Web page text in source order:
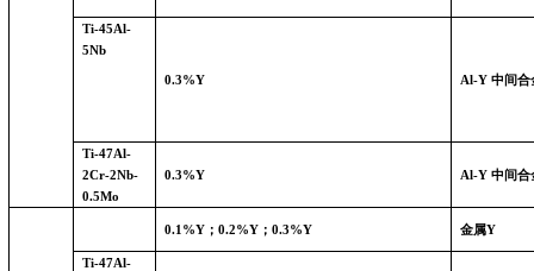
Ti-45Al-
5Nb
0.3%Y Al-Y 中间合
Ti-47Al-
2Cr-2Nb-
0.5Mo
0.3%Y Al-Y 中间合
0.1%Y ； 0.2%Y ； 0.3%Y 金属Y
Ti-47Al-